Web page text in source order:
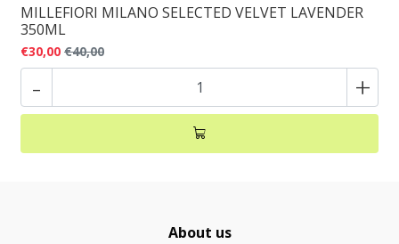
MILLEFIORI MILANO SELECTED VELVET LAVENDER
350ML
€30,00 €40,00
- +
About us